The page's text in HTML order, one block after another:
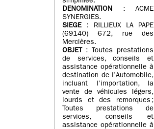
DENOMINATION : ACME
SYNERGIES.
SIEGE: RILLIEUX LA PAPE
(69140) 672, rue des
Mercières.
OBJET
: Toutes prestations
de services, conseils et
assistance opérationnelle à
destination de l’Automobile,
incluant l’importation, la
vente de véhicules légers,
lourds et des remorques ;
Toutes prestations de
services, conseils et
assistance opérationnelle à